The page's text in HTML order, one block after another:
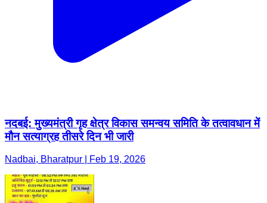
नदबई: मुख्यमंत्री गृह क्षेत्र विकास समन्वय समिति के तत्वावधान में
मौन सत्याग्रह तीसरे दिन भी जारी
Nadbai, Bharatpur | Feb 19, 2026